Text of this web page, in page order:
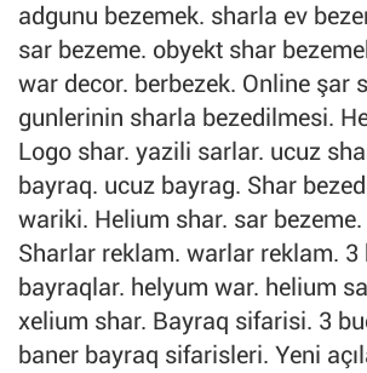
adgunu bezemek. sharla ev
sar bezeme. obyekt shar
war decor. berbezek. Online şar
gunlerinin sharla bezedilmesi.
Logo shar. yazili sarlar. ucuz
bayraq. ucuz bayrag. Shar
wariki. Helium shar. sar
Sharlar reklam. warlar reklam. 3
bayraqlar. helyum war. helium
xelium shar. Bayraq sifarisi. 3
baner bayraq sifarisleri. Yeni